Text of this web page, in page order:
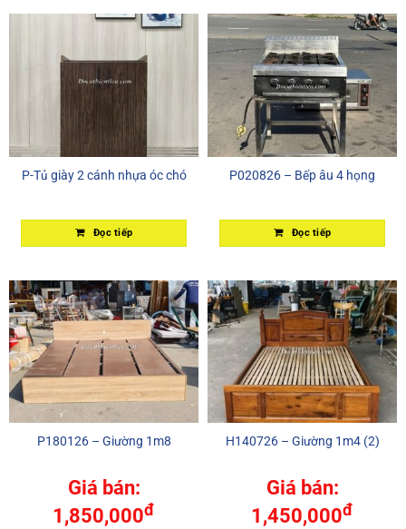
P-Tủ giày 2 cánh nhựa óc chó
Đọc tiếp
P020826 – Bếp âu 4 họng
Đọc tiếp
P180126 – Giường 1m8
Giá bán:
1,850,000đ
H140726 – Giường 1m4 (2)
Giá bán:
1,450,000đ